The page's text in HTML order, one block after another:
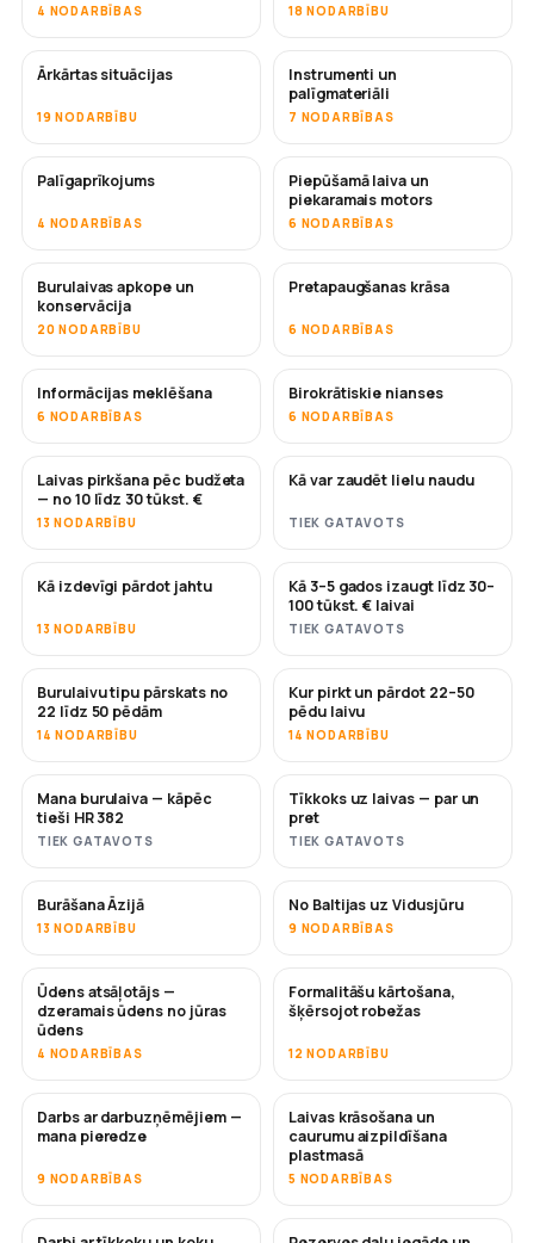
4 NODARBĪBAS 18 NODARBĪBU
Ārkārtas situācijas
19 NODARBĪBU
Instrumenti un
palīgmateriāli
7 NODARBĪBAS
Palīgaprīkojums
4 NODARBĪBAS
Piepūšamā laiva un
piekaramais motors
6 NODARBĪBAS
Burulaivas apkope un
konservācija
20 NODARBĪBU
DRĪZUMĀ
Pretapaugšanas krāsa
6 NODARBĪBAS
Informācijas meklēšana
6 NODARBĪBAS
Birokrātiskie nianses
6 NODARBĪBAS
DRĪZUMĀ
Laivas pirkšana pēc budžeta
— no 10 līdz 30 tūkst. €
13 NODARBĪBU
DRĪZUMĀ
Kā var zaudēt lielu naudu
TIEK GATAVOTS
JAUNS
Kā izdevīgi pārdot jahtu
13 NODARBĪBU
JAUNS
Kā 3–5 gados izaugt līdz 30–
100 tūkst. € laivai
TIEK GATAVOTS
DRĪZUMĀ
Burulaivu tipu pārskats no
22 līdz 50 pēdām
14 NODARBĪBU
DRĪZUMĀ
Kur pirkt un pārdot 22–50
pēdu laivu
14 NODARBĪBU
DRĪZUMĀ
Mana burulaiva — kāpēc
tieši HR 382
TIEK GATAVOTS
DRĪZUMĀ
Tīkkoks uz laivas — par un
pret
TIEK GATAVOTS
DRĪZUMĀ
Burāšana Āzijā
13 NODARBĪBU
DRĪZUMĀ
No Baltijas uz Vidusjūru
9 NODARBĪBAS
DRĪZUMĀ
Ūdens atsāļotājs —
dzeramais ūdens no jūras
ūdens
4 NODARBĪBAS
Formalitāšu kārtošana,
šķērsojot robežas
12 NODARBĪBU
DRĪZUMĀ
Darbs ar darbuzņēmējiem —
mana pieredze
9 NODARBĪBAS
DRĪZUMĀ
Laivas krāsošana un
caurumu aizpildīšana
plastmasā
5 NODARBĪBAS